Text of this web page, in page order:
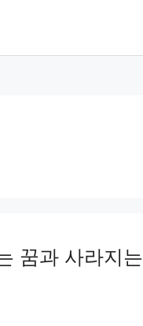
꿈과 사라지는